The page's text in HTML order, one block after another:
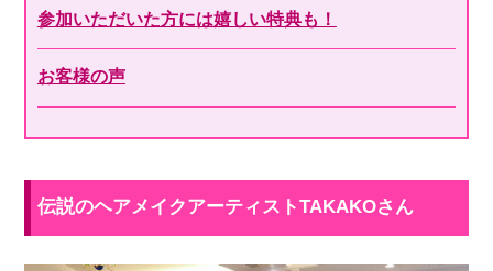
参加いただいた方には嬉しい特典も！
お客様の声
伝説のヘアメイクアーティストTAKAKOさん